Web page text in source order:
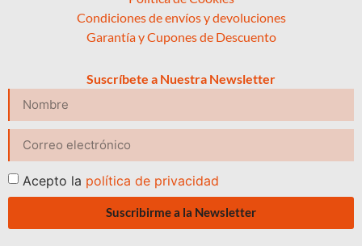
Condiciones de envíos y devoluciones
Garantía y Cupones de Descuento
Suscríbete a Nuestra Newsletter
Acepto la política de privacidad
Suscribirme a la Newsletter